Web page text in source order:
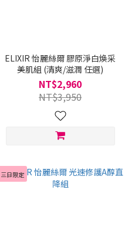
ELIXIR 怡麗絲爾 膠原淨白煥采
美肌組 (清爽/滋潤 任選)
NT$2,960
NT$3,950
三日限定